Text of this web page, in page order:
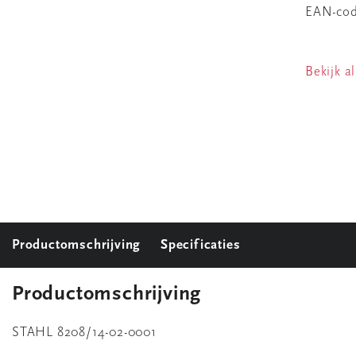
EAN-
Bekijk
Productomschrijving Specificaties
Productomschrijving
STAHL 8208/14-02-0001